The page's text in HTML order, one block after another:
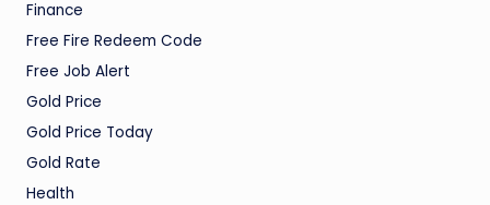
Finance
Free Fire Redeem Code
Free Job Alert
Gold Price
Gold Price Today
Gold Rate
Health